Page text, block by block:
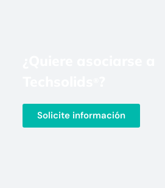
Solicite información